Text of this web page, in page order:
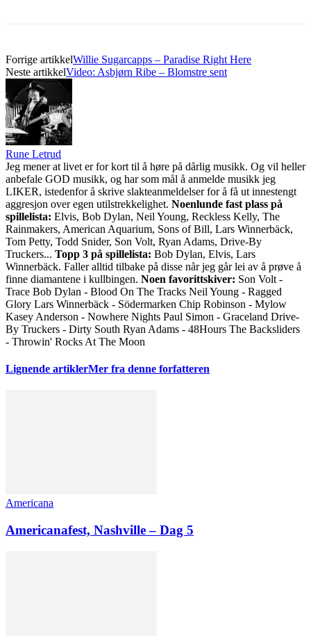
Forrige artikkelWillie Sugarcapps – Paradise Right Here
Neste artikkelVideo: Asbjørn Ribe – Blomstre sent
Rune Letrud
Jeg mener at livet er for kort til å høre på dårlig musikk. Og vil heller
anbefale GOD musikk, og har som mål å anmelde musikk jeg
LIKER, istedenfor å skrive slakteanmeldelser for å få ut innestengt
aggresjon over egen utilstrekkelighet. Noenlunde fast plass på
spillelista: Elvis, Bob Dylan, Neil Young, Reckless Kelly, The
Rainmakers, American Aquarium, Sons of Bill, Lars Winnerbäck,
Tom Petty, Todd Snider, Son Volt, Ryan Adams, Drive-By
Truckers... Topp 3 på spillelista: Bob Dylan, Elvis, Lars
Winnerbäck. Faller alltid tilbake på disse når jeg går lei av å prøve å
finne diamantene i kullbingen. Noen favorittskiver: Son Volt -
Trace Bob Dylan - Blood On The Tracks Neil Young - Ragged
Glory Lars Winnerbäck - Södermarken Chip Robinson - Mylow
Kasey Anderson - Nowhere Nights Paul Simon - Graceland Drive-
By Truckers - Dirty South Ryan Adams - 48Hours The Backsliders
- Throwin' Rocks At The Moon
Lignende artiklerMer fra denne forfatteren
Americana
Americanafest, Nashville – Dag 5